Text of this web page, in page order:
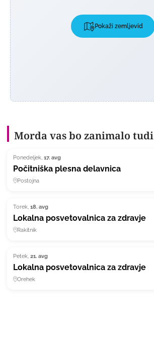
Pokaži zemljevid
Morda vas bo zanimalo tudi
Ponedeljek, 17. avg
Počitniška plesna delavnica
Postojna
Torek, 18. avg
Lokalna posvetovalnica za zdravje
Rakitnik
Petek, 21. avg
Lokalna posvetovalnica za zdravje
Orehek